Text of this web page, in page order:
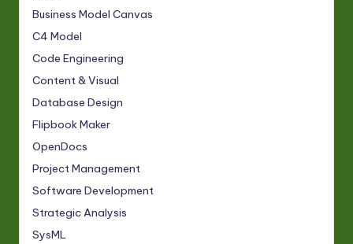
Business Model Canvas
C4 Model
Code Engineering
Content & Visual
Database Design
Flipbook Maker
OpenDocs
Project Management
Software Development
Strategic Analysis
SysML